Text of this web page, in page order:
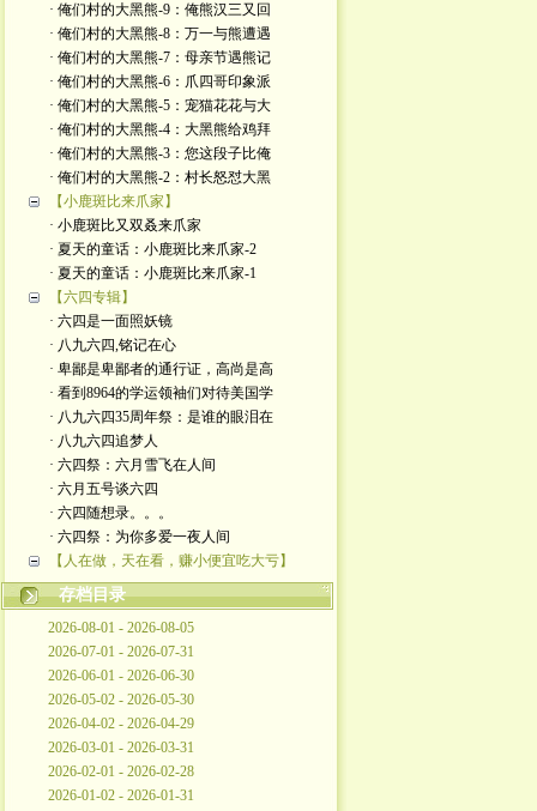
· 俺们村的大黑熊-9：俺熊汉三又回
· 俺们村的大黑熊-8：万一与熊遭遇
· 俺们村的大黑熊-7：母亲节遇熊记
· 俺们村的大黑熊-6：爪四哥印象派
· 俺们村的大黑熊-5：宠猫花花与大
· 俺们村的大黑熊-4：大黑熊给鸡拜
· 俺们村的大黑熊-3：您这段子比俺
· 俺们村的大黑熊-2：村长怒怼大黑
【小鹿斑比来爪家】
· 小鹿斑比又双叒来爪家
· 夏天的童话：小鹿斑比来爪家-2
· 夏天的童话：小鹿斑比来爪家-1
【六四专辑】
· 六四是一面照妖镜
· 八九六四,铭记在心
· 卑鄙是卑鄙者的通行证，高尚是高
· 看到8964的学运领袖们对待美国学
· 八九六四35周年祭：是谁的眼泪在
· 八九六四追梦人
· 六四祭：六月雪飞在人间
· 六月五号谈六四
· 六四随想录。。。
· 六四祭：为你多爱一夜人间
【人在做，天在看，赚小便宜吃大亏】
存档目录
2026-08-01 - 2026-08-05
2026-07-01 - 2026-07-31
2026-06-01 - 2026-06-30
2026-05-02 - 2026-05-30
2026-04-02 - 2026-04-29
2026-03-01 - 2026-03-31
2026-02-01 - 2026-02-28
2026-01-02 - 2026-01-31